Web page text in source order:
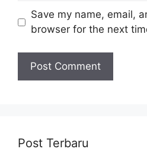
Save my name, email,
browser for the next
Post Terbaru